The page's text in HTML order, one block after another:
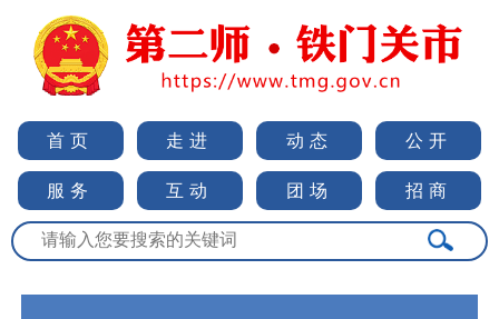
首页 走进 动态 公开
服务 互动 团场 招商